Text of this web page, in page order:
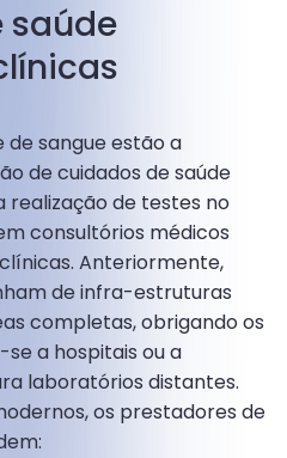
saúde
de sangue estão a
de cuidados de saúde
realização de testes no
consultórios médicos
Anteriormente,
de infra-estruturas
completas, obrigando os
a hospitais ou a
laboratórios distantes.
os prestadores de